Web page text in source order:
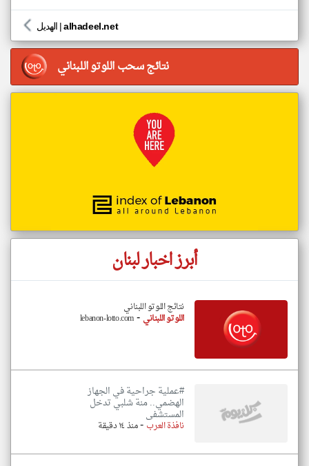
الهديل |alhadeel.net
نتائج سحب اللوتو اللبناني
أبرز اخبار لبنان
نتائج اللوتو اللبناني
اللوتو اللبناني -
lebanon-lotto.com
#عملية جراحية في الجهاز
الهضمي.. منة شلبي تدخل
المستشفى
نافذة العرب-منذ ١٤ دقيقة